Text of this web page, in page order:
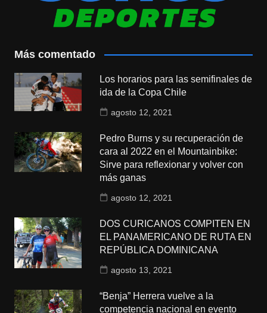
Más comentado
Los horarios para las semifinales de
ida de la Copa Chile
agosto 12, 2021
Pedro Burns y su recuperación de
cara al 2022 en el Mountainbike:
Sirve para reflexionar y volver con
más ganas
agosto 12, 2021
DOS CURICANOS COMPITEN EN
EL PANAMERICANO DE RUTA EN
REPÚBLICA DOMINICANA
agosto 13, 2021
“Benja” Herrera vuelve a la
competencia nacional en evento